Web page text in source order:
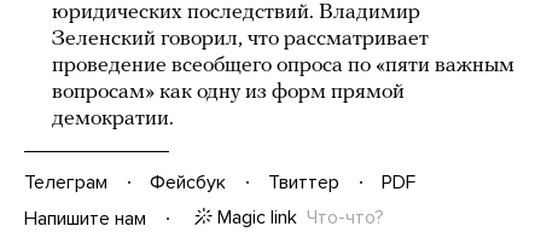
юридических последствий. Владимир
Зеленский говорил, что рассматривает
проведение всеобщего опроса по «пяти важным
вопросам» как одну из форм прямой
демократии.
Телеграм Фейсбук Твиттер
PDF
Напишите нам
Magic link Что-что?